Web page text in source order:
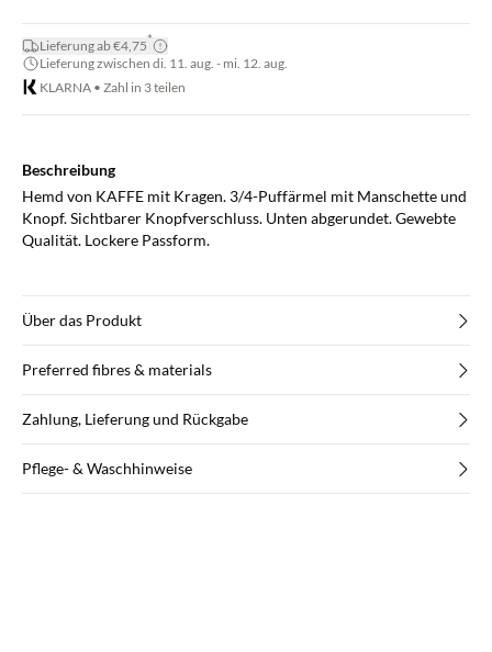
Lieferung ab €4,75*
Lieferung zwischen di. 11. aug. - mi. 12. aug.
KLARNA • Zahl in 3 teilen
Beschreibung
Hemd von KAFFE mit Kragen. 3/4-Puffärmel mit Manschette und
Knopf. Sichtbarer Knopfverschluss. Unten abgerundet. Gewebte
Qualität. Lockere Passform.
Über das Produkt
Preferred fibres & materials
Zahlung, Lieferung und Rückgabe
Pflege- & Waschhinweise